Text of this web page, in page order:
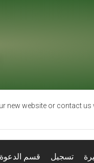
new website or contact
قسم الدعوة تسجيل